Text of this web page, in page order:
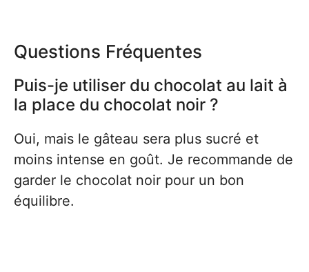
Questions Fréquentes
Puis-je utiliser du chocolat au lait à
la place du chocolat noir ?
Oui, mais le gâteau sera plus sucré et
moins intense en goût. Je recommande de
garder le chocolat noir pour un bon
équilibre.